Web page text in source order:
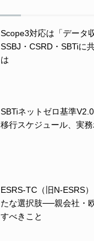
Scope3対応は「データ
SSBJ・CSRD・SBTiに
は
SBTiネットゼロ基準
移行スケジュール、実
ESRS-TC（旧N-ESRS
たな選択肢──親会社・
すべきこと